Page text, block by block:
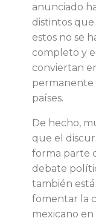
a
n
c
e
e
s
anunciado
distintos
estos no se
completo y
conviertan
permanente
países.
De hecho,
que el
forma parte
debate
también
fomentar la
mexicano